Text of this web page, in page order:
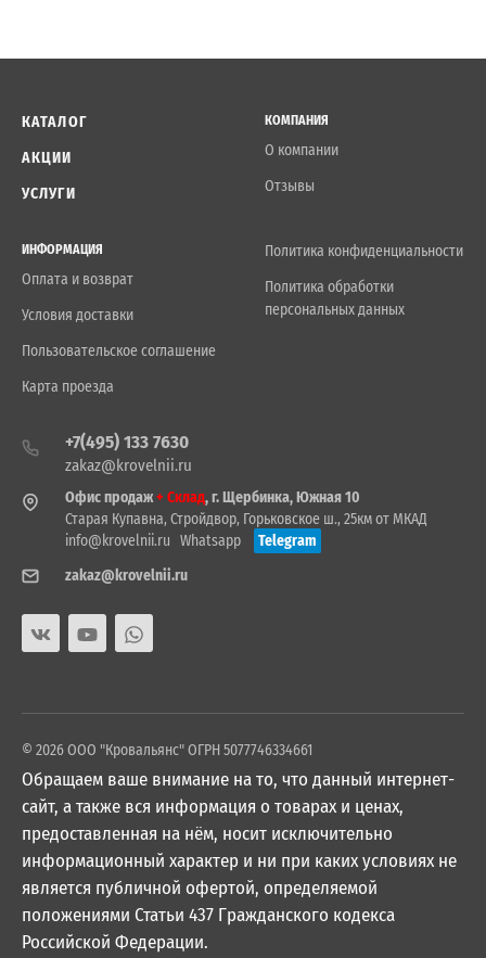
КАТАЛОГ
АКЦИИ
УСЛУГИ
КОМПАНИЯ
О компании
Отзывы
ИНФОРМАЦИЯ
Оплата и возврат
Условия доставки
Пользовательское соглашение
Карта проезда
Политика конфиденциальности
Политика обработки
персональных данных
+7(495) 133 7630
zakaz@krovelnii.ru
Офис продаж+ Склад, г. Щербинка, Южная 10
Старая Купавна, Стройдвор, Горьковское ш., 25км от МКАД
info@krovelnii.ru Whatsapp
Telegram
zakaz@krovelnii.ru
© 2026 ООО "Кровальянс" ОГРН 5077746334661
Обращаем ваше внимание на то, что данный интернет-
сайт, а также вся информация о товарах и ценах,
предоставленная на нём, носит исключительно
информационный характер и ни при каких условиях не
является публичной офертой, определяемой
положениями Статьи 437 Гражданского кодекса
Российской Федерации.